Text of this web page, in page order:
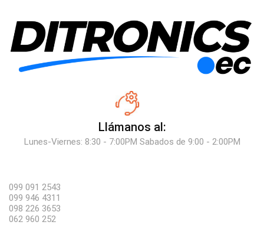
Llámanos al:
Lunes-Viernes: 8:30 - 7:00PM Sabados de 9:00 - 2:00PM
099 091 2543
099 946 4311
098 226 3653
062 960 252